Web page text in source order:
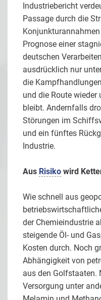
Industriebericht
Passage durch die
Prognose einer
deutschen
ausdrücklich nur
die
und die Route
bleibt. Andernfalls
Störungen im
und ein fünftes
Industrie.
Aus Risiko wird
Wie schnell aus
der Chemieindustrie
steigende Öl- und
Kosten durch. Noch
Abhängigkeit von
aus den Golfstaaten.
Versorgung unter